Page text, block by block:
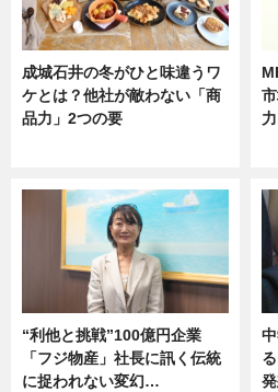
成城石井の冬がひと味違うワ
ケとは？他社が敵わない「商
品力」2つの要
“利他と挑戦”100億円企業
「フジ物産」社長に訊く伝統
に捉われない変幻…